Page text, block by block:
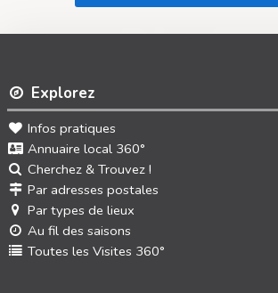
Explorez
Infos pratiques
Annuaire local 360°
Cherchez & Trouvez !
Par adresses postales
Par types de lieux
Au fil des saisons
Toutes les Visites 360°